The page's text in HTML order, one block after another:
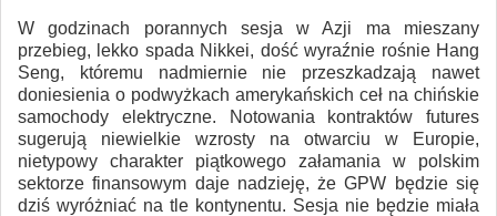
W godzinach porannych sesja w Azji ma mieszany
przebieg, lekko spada Nikkei, dość wyraźnie rośnie Hang
Seng, któremu nadmiernie nie przeszkadzają nawet
doniesienia o podwyżkach amerykańskich ceł na chińskie
samochody elektryczne. Notowania kontraktów futures
sugerują niewielkie wzrosty na otwarciu w Europie,
nietypowy charakter piątkowego załamania w polskim
sektorze finansowym daje nadzieję, że GPW będzie się
dziś wyróżniać na tle kontynentu. Sesja nie będzie miała